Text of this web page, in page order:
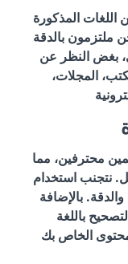
اللغات المذكورة
ملتزمون بالدقة
بغض النظر عن
المجلات،
محترفين، مما
نتجنب استخدام
بالإضافة
باللغة
الخاص بك